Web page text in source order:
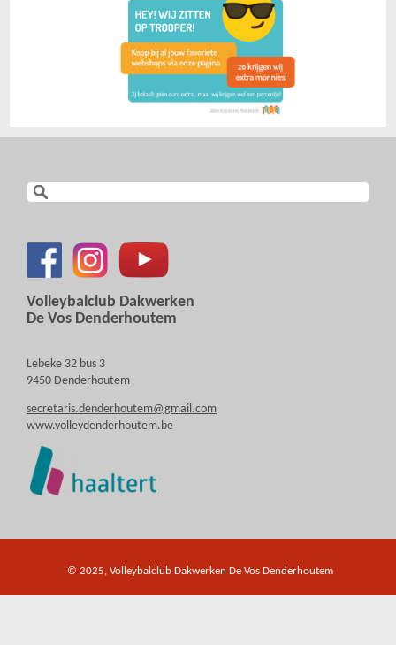
Volleybalclub Dakwerken
De Vos Denderhoutem
Lebeke 32 bus 3
9450 Denderhoutem
secretaris.denderhoutem@gmail.com
www.volleydenderhoutem.be
© 2025, Volleybalclub Dakwerken De Vos Denderhoutem